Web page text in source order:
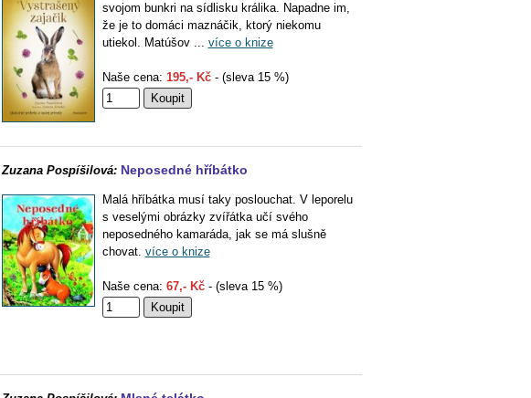
svojom bunkri na sídlisku králika. Napadne im,
že je to domáci maznáčik, ktorý niekomu
utiekol. Matúšov ... více o knize
Naše cena: 195,- Kč- (sleva 15 %)
Zuzana Pospíšilová: Neposedné hříbátko
Malá hříbátka musí taky poslouchat. V leporelu
s veselými obrázky zvířátka učí svého
neposedného kamaráda, jak se má slušně
chovat. více o knize
Naše cena: 67,- Kč- (sleva 15 %)